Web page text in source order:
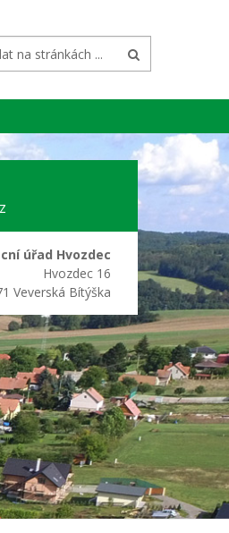
úřad Hvozdec
Hvozdec 16
Veverská Bítýška